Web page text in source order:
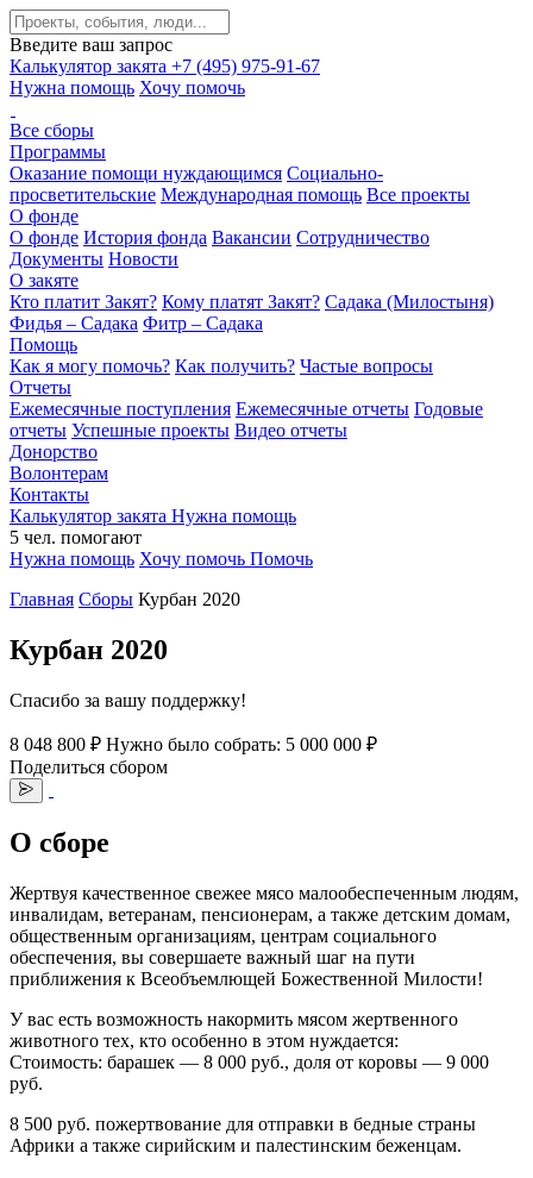
Введите ваш запрос
Калькулятор закята +7 (495) 975-91-67
Нужна помощь Хочу помочь
Все сборы
Программы
Оказание помощи нуждающимся Социально-
просветительские Международная помощь Все проекты
О фонде
О фонде История фонда Вакансии Сотрудничество
Документы Новости
О закяте
Кто платит Закят? Кому платят Закят? Садака (Милостыня)
Фидья – Садака Фитр – Садака
Помощь
Как я могу помочь? Как получить? Частые вопросы
Отчеты
Ежемесячные поступления Ежемесячные отчеты Годовые
отчеты Успешные проекты Видео отчеты
Донорство
Волонтерам
Контакты
Калькулятор закята Нужна помощь
5 чел. помогают
Нужна помощь Хочу помочь Помочь
Главная Сборы Курбан 2020
Курбан 2020
Спасибо за вашу поддержку!
8 048 800 ₽ Нужно было собрать: 5 000 000 ₽
Поделиться сбором
О сборе
Жертвуя качественное свежее мясо малообеспеченным людям,
инвалидам, ветеранам, пенсионерам, а также детским домам,
общественным организациям, центрам социального
обеспечения, вы совершаете важный шаг на пути
приближения к Всеобъемлющей Божественной Милости!
У вас есть возможность накормить мясом жертвенного
животного тех, кто особенно в этом нуждается:
Стоимость: барашек — 8 000 руб., доля от коровы — 9 000
руб.
8 500 руб. пожертвование для отправки в бедные страны
Африки а также сирийским и палестинским беженцам.